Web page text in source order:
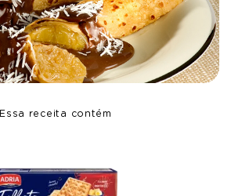
Essa receita contém